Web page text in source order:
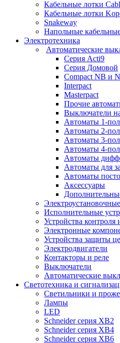
Кабельные лотки
Кабельные лотки
Snakeway
Напольные
Электротехника
Автоматические
Серия Acti9
Серия Домовой
Compact NB и
Interpact
Masterpact
Прочие
Выключатели
Автоматы 1-
Автоматы 2-
Автоматы 3-
Автоматы 4-
Автоматы
Автоматы для
Автоматы
Аксессуары
Исполнительные
Устройства контроля
Электронные
Устройства защиты
Электродвигатели
Контакторы и реле
Выключатели
Автоматические
Светотехника и
Светильники и
Лампы
LED
Schneider серия XB2
Schneider серия XB4
Schneider серия XB6